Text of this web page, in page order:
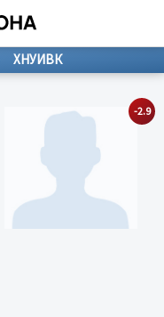
ХНУИВК
-2.9